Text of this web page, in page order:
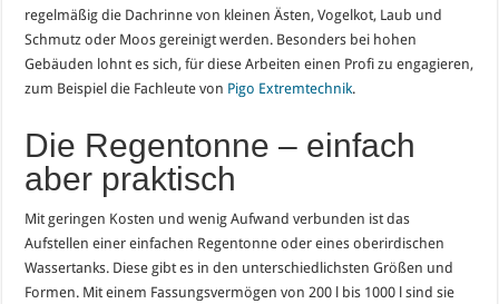
regelmäßig die Dachrinne von kleinen Ästen, Vogelkot, Laub und
Schmutz oder Moos gereinigt werden. Besonders bei hohen
Gebäuden lohnt es sich, für diese Arbeiten einen Profi zu engagieren,
zum Beispiel die Fachleute von Pigo Extremtechnik.
Die Regentonne – einfach
aber praktisch
Mit geringen Kosten und wenig Aufwand verbunden ist das
Aufstellen einer einfachen Regentonne oder eines oberirdischen
Wassertanks. Diese gibt es in den unterschiedlichsten Größen und
Formen. Mit einem Fassungsvermögen von 200 l bis 1000 l sind sie